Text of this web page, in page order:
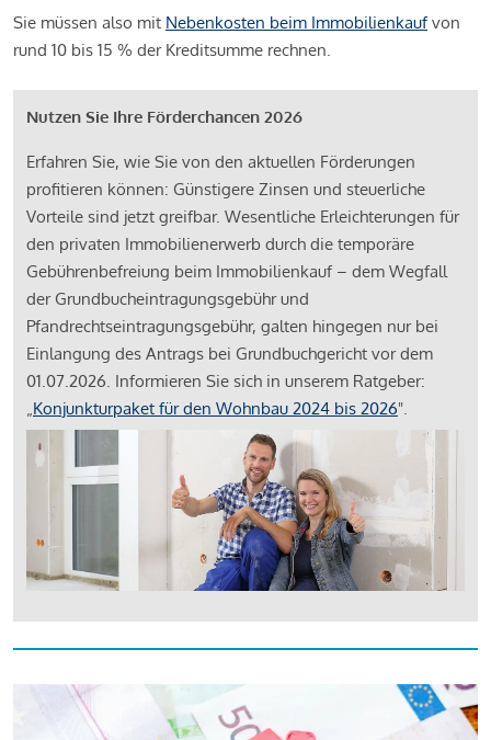
Sie müssen also mit Nebenkosten beim Immobilienkaufvon
rund 10 bis 15 % der Kreditsumme rechnen.
Nutzen Sie Ihre Förderchancen 2026
Erfahren Sie, wie Sie von den aktuellen Förderungen
profitieren können: Günstigere Zinsen und steuerliche
Vorteile sind jetzt greifbar. Wesentliche Erleichterungen für
den privaten Immobilienerwerb durch die temporäre
Gebührenbefreiung beim Immobilienkauf – dem Wegfall
der Grundbucheintragungsgebühr und
Pfandrechtseintragungsgebühr, galten hingegen nur bei
Einlangung des Antrags bei Grundbuchgericht vor dem
01.07.2026. Informieren Sie sich in unserem Ratgeber:
„Konjunkturpaket für den Wohnbau 2024 bis 2026".